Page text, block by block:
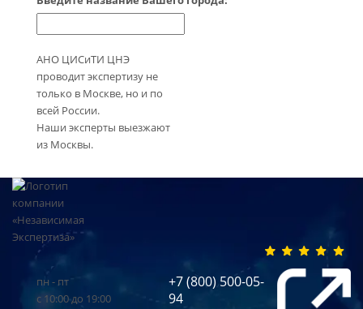
АНО ЦИСиТИ ЦНЭ
проводит экспертизу не
только в Москве, но и по
всей России.
Наши эксперты выезжают
из Москвы.
пн - пт
с 10:00 до 19:00
+7 (800) 500-05-
94